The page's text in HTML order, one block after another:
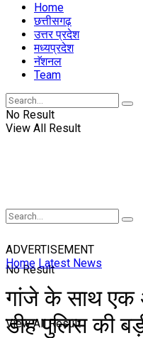
Home
छत्तीसगढ़
उत्तर प्रदेश
मध्यप्रदेश
नॅशनल
Team
No Result
View All Result
No Result
View All Result
ADVERTISEMENT
Home Latest News
गांजे के साथ एक
डीह पुलिस की